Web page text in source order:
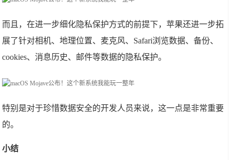
而且，在进一步细化隐私保护方式的前提下，苹果还进一步拓
展了针对相机、地理位置、麦克风、Safari浏览数据、备份、
cookies、消息历史、邮件等数据的隐私保护。
特别是对于珍惜数据安全的开发人员来说，这一点是非常重要
的。
小结